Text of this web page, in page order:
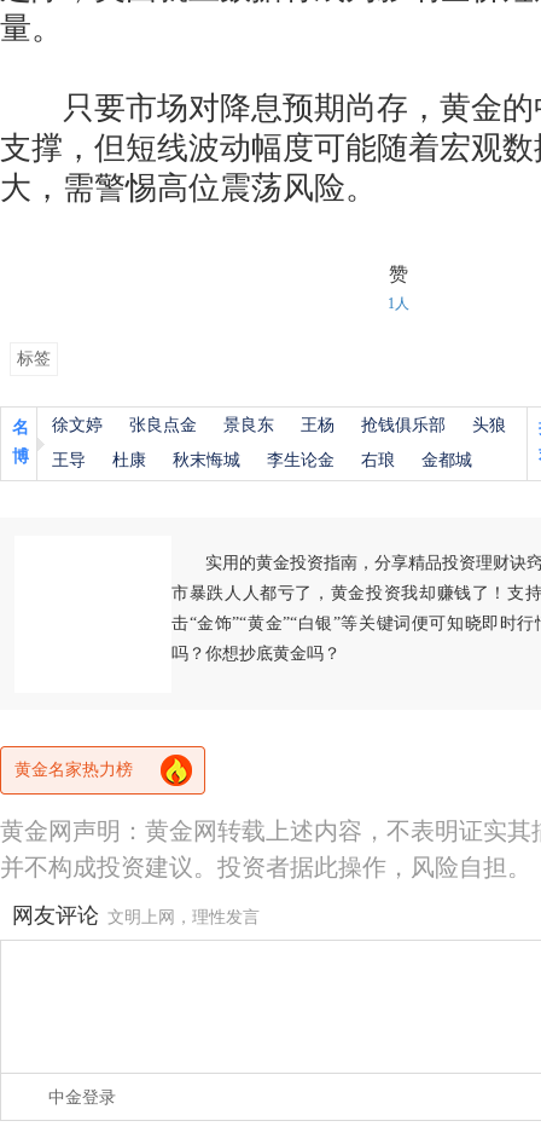
量。
只要市场对降息预期尚存，黄金的
支撑，但短线波动幅度可能随着宏观
大，需警惕高位震荡风险。
赞
1人
标签
名
博
徐文婷 张良点金 景良东 王杨 抢钱俱乐部
头狼
王导
杜康 秋末悔城 李生论金 右琅 金都城
实用的黄金投资指南，分享精品投资理财诀
市暴跌人人都亏了，黄金投资我却赚钱了！支
击“金饰”“黄金”“白银”等关键词便可知晓即时
吗？你想抄底黄金吗？
黄金名家热力榜
黄金网声明：黄金网转载上述内容，不表明证实
并不构成投资建议。投资者据此操作，风险自担。
网友评论 文明上网，理性发言
中金登录